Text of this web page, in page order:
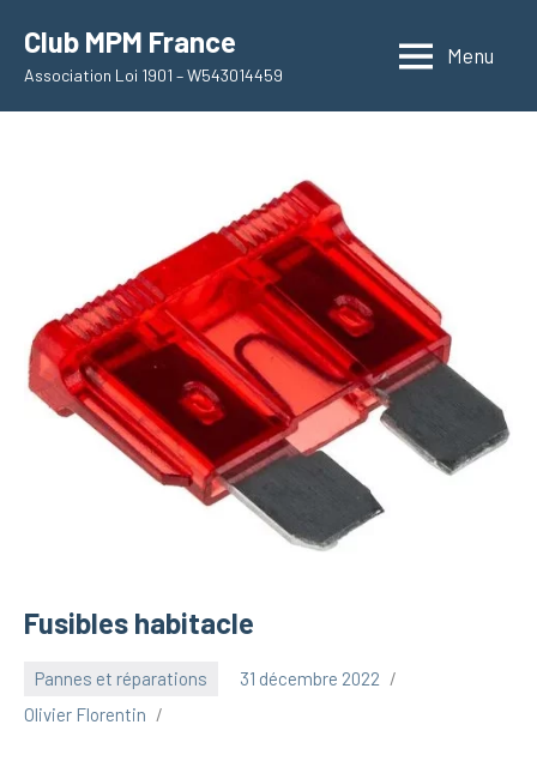
contenu
Club MPM France
Association Loi 1901 – W543014459
Menu
Fusibles habitacle
Pannes et réparations
31 décembre 2022
Olivier Florentin